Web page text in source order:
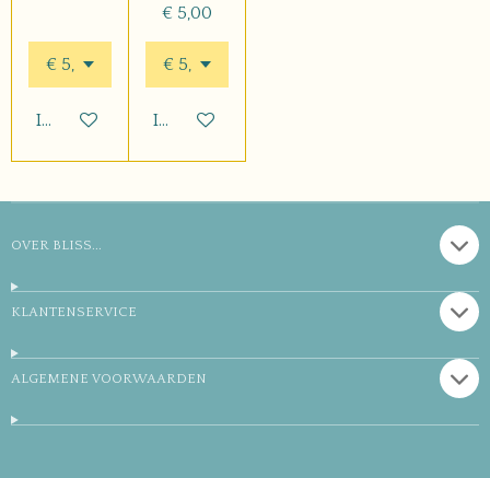
In winkelwagen
€ 5,00
In winkelwagen
OVER BLISS...
KLANTENSERVICE
ALGEMENE VOORWAARDEN